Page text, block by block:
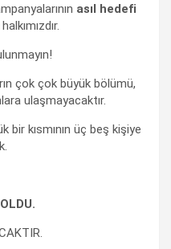
asıl hedefi
çok çok büyük bölümü,
ulaşmayacaktır.
bir kısmının üç beş kişiye